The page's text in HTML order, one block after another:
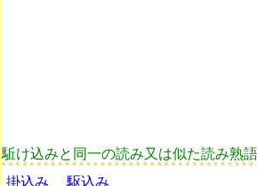
駈け込みと同一の読み又は似た読み熟
掛込み
駆込み